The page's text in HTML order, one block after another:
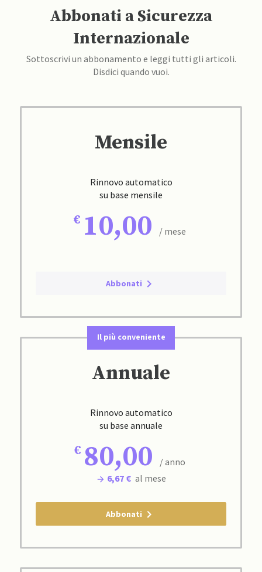
Abbonati a Sicurezza
Internazionale
Sottoscrivi un abbonamento e leggi tutti gli articoli.
Disdici quando vuoi.
Mensile
Rinnovo automatico
su base mensile
10,00 / mese
Abbonati
Il più conveniente
Annuale
Rinnovo automatico
su base annuale
80,00
/ anno
6,67 € al mese
Abbonati